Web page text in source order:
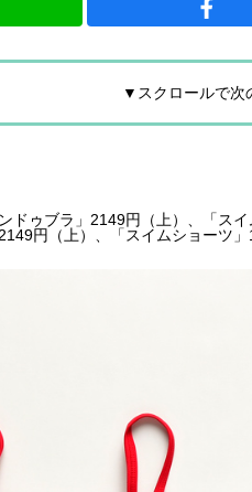
▼スクロールで次
ドゥブラ」2149円（上）、「ス
円（上）、「スイムショーツ